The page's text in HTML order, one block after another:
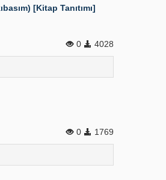
[Kitap Tanıtımı]
0 4028
0 1769